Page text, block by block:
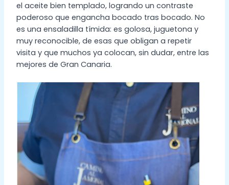
el aceite bien templado, logrando un contraste
poderoso que engancha bocado tras bocado. No
es una ensaladilla tímida: es golosa, juguetona y
muy reconocible, de esas que obligan a repetir
visita y que muchos ya colocan, sin dudar, entre las
mejores de Gran Canaria.